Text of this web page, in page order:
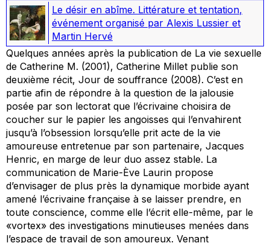
Le désir en abîme. Littérature et tentation,
événement organisé par Alexis Lussier et
Martin Hervé
Quelques années après la publication de La vie sexuelle
de Catherine M. (2001), Catherine Millet publie son
deuxième récit, Jour de souffrance (2008). C’est en
partie afin de répondre à la question de la jalousie
posée par son lectorat que l’écrivaine choisira de
coucher sur le papier les angoisses qui l’envahirent
jusqu’à l’obsession lorsqu’elle prit acte de la vie
amoureuse entretenue par son partenaire, Jacques
Henric, en marge de leur duo assez stable. La
communication de Marie-Ève Laurin propose
d’envisager de plus près la dynamique morbide ayant
amené l’écrivaine française à se laisser prendre, en
toute conscience, comme elle l’écrit elle-même, par le
«vortex» des investigations minutieuses menées dans
l’espace de travail de son amoureux. Venant